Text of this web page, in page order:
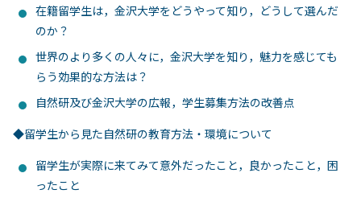
在籍留学生は，金沢大学をどうやって知り，どうして選んだ
のか？
世界のより多くの人々に，金沢大学を知り，魅力を感じても
らう効果的な方法は？
自然研及び金沢大学の広報，学生募集方法の改善点
◆留学生から見た自然研の教育方法・環境について
留学生が実際に来てみて意外だったこと，良かったこと，困
ったこと